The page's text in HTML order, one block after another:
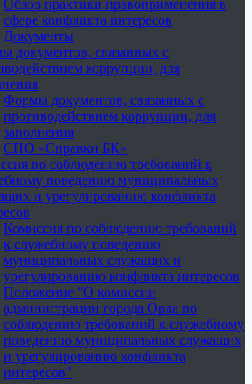
Обзор практики правоприменения в
сфере конфликта интересов
Документы
документов, связанных с
коррупции, для
Формы документов, связанных с
противодействием коррупции, для
заполнения
СПО «Справки БК»
по соблюдению требований к
поведению муниципальных
и урегулированию конфликта
Комиссия по соблюдению требований
к служебному поведению
муниципальных служащих и
урегулированию конфликта интересов
Положение "О комиссии
администрации города Орла по
соблюдению требований к служебному
поведению муниципальных служащих
и урегулированию конфликта
интересов"